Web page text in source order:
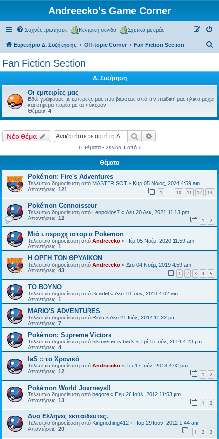
Andreecko's Game Corner
Συχνές ερωτήσεις Κεντρική σελίδα Σχετικά με εμάς
Ευρετήριο Δ. Συζήτησης Off-topic Corner Fan Fiction Section
τ
Fan Fiction Section
Δ. Συζήτηση
Οι εμπειρίες μας
Εδώ γράφουμε τις εμπιρείες μας που βιώσαμε από την παιδική μας ηλικία μέχρι
και σήμερα παρέα με τα πόκεμον.
Θέματα: 4
Νέο Θέμα Αναζήτηση
11 θέματα • Σελίδα 1 από 1
Θέματα
Pokémon: Fire's Adventures
Τελευταία δημοσίευση από MASTER SOT « Κυρ 05 Μάιος, 2024 4:59 am
Απαντήσεις: 121 1 … 10 11 12 13
Pokémon Connoisseur
Τελευταία δημοσίευση από Leopoldos7 « Δευ 20 Δεκ, 2021 11:13 pm
Απαντήσεις: 12 1 2
Μιά υπεροχή ιστορία Pokemon
Τελευταία δημοσίευση από Andreecko « Πέμ 05 Νοέμ, 2020 11:59 am
Απαντήσεις: 1
Η ΟΡΓΗ ΤΩΝ ΘΡΥΛΙΚΩΝ
Τελευταία δημοσίευση από Andreecko « Δευ 04 Νοέμ, 2019 4:59 am
Απαντήσεις: 43 1 2 3 4 5
ΤΟ ΒΟΥΝΟ
Τελευταία δημοσίευση από Scarlet « Δευ 18 Ιουν, 2018 4:02 am
Απαντήσεις: 1
MARIO'S ADVENTURES
Τελευταία δημοσίευση από Riolu « Δευ 21 Ιούλ, 2014 11:22 pm
Απαντήσεις: 7
Pokémon: Supreme Victors
Τελευταία δημοσίευση από nikmaster is back « Τρί 15 Ιούλ, 2014 4:23 pm
Απαντήσεις: 4
IaS :: το Χρονικό
Τελευταία δημοσίευση από Andreecko « Τετ 17 Ιούλ, 2013 4:02 pm
Απαντήσεις: 12 1 2
Pokémon World Journeys!!
Τελευταία δημοσίευση από begore « Πέμ 26 Ιούλ, 2012 11:53 pm
Απαντήσεις: 13 1 2
Δυο Ελληνες εκπαιδευτες.
Τελευταία δημοσίευση από Kingnothing412 « Παρ 29 Ιουν, 2012 1:44 am
Απαντήσεις: 20 1 2 3